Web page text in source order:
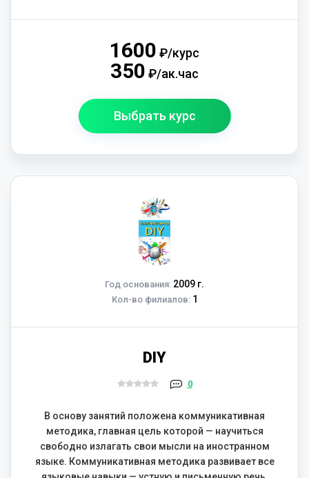
1600 ₽/курс
350 ₽/ак.час
Выбрать курс
Год основания: 2009 г.
Кол-во филиалов:1
DIY
0
В основу занятий положена коммуникативная
методика, главная цель которой — научиться
свободно излагать свои мысли на иностранном
языке. Коммуникативная методика развивает все